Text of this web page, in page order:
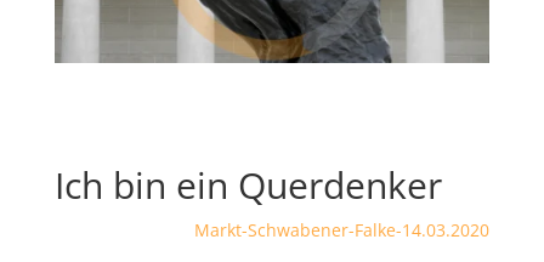
Ich bin ein Querdenker
Markt-Schwabener-Falke-14.03.2020